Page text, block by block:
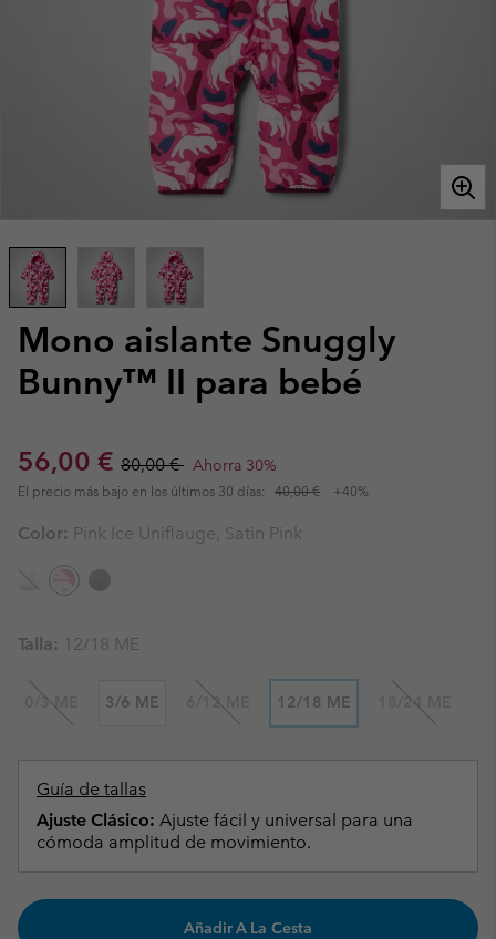
Mono aislante Snuggly
Bunny™ II para bebé
Sale price:
56,00 € Regular price:
80,00 € Ahorra 30%
El precio más bajo en los últimos 30 días: 40,00 € +40%
Color: Pink Ice Uniflauge, Satin Pink
Talla: 12/18 ME
0/3 ME 3/6 ME 6/12 ME 12/18 ME 18/24 ME
Guía de tallas
Ajuste Clásico: Ajuste fácil y universal para una
cómoda amplitud de movimiento.
Añadir A La Cesta